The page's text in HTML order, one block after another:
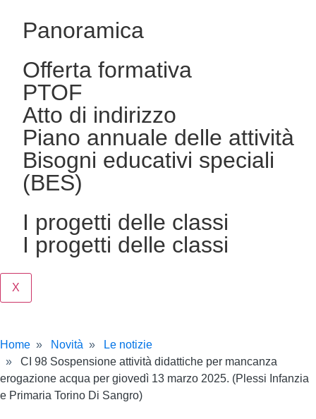
Panoramica
Offerta formativa
PTOF
Atto di indirizzo
Piano annuale delle attività
Bisogni educativi speciali
(BES)
I progetti delle classi
I progetti delle classi
X
Home Novità
Le notizie
CI 98 Sospensione attività didattiche per mancanza
erogazione acqua per giovedì 13 marzo 2025. (Plessi Infanzia
e Primaria Torino Di Sangro)